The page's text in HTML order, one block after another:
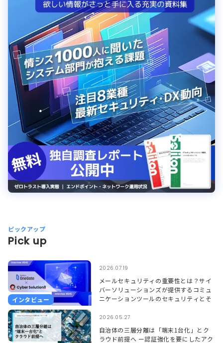
ピックアップ
Pick up
インタビュー
2026.07.19
メールセキュリティの重要性とは？サイ
バーソリューションズが提供するコミュ
ニケーションツールのセキュリティとそ
2026.05.27
自治体の三層分離は「端末1台化」とク
ラウド前提へ ー認証強化を要にしたアク